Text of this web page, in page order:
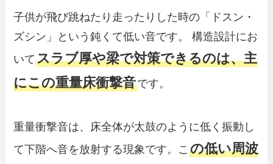
子供が飛び跳ねたり走ったりした時の「ドスン・
ズシン」という鈍くて低い音です。 構造設計にお
いてスラブ厚や梁で対策できるのは、主
にこの重量床衝撃音です。
重量衝撃音は、床全体が太鼓のように低く振動し
て下階へ音を放射する現象です。この低い周波